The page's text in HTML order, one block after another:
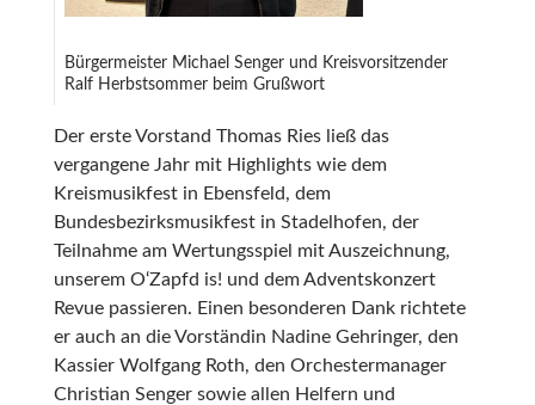
Bürgermeister Michael Senger und Kreisvorsitzender
Ralf Herbstsommer beim Grußwort
Der erste Vorstand Thomas Ries ließ das
vergangene Jahr mit Highlights wie dem
Kreismusikfest in Ebensfeld, dem
Bundesbezirksmusikfest in Stadelhofen, der
Teilnahme am Wertungsspiel mit Auszeichnung,
unserem O‘Zapfd is! und dem Adventskonzert
Revue passieren. Einen besonderen Dank richtete
er auch an die Vorständin Nadine Gehringer, den
Kassier Wolfgang Roth, den Orchestermanager
Christian Senger sowie allen Helfern und